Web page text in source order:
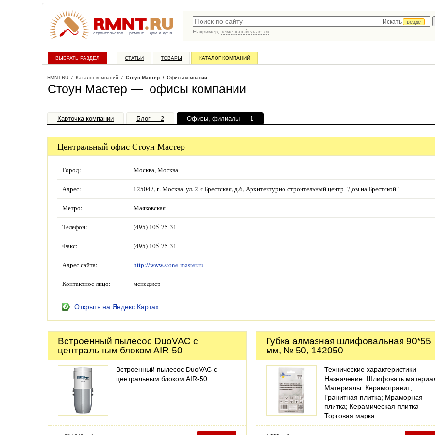
строительство ремонт дом и дача
Искать
везде
Например, земельный участок
ВЫБРАТЬ РАЗДЕЛ СТАТЬИ ТОВАРЫ КАТАЛОГ КОМПАНИЙ
RMNT.RU / Каталог компаний / Стоун Мастер / Офисы компании
Стоун Мастер — офисы компании
Карточка компании Блог — 2 Офисы, филиалы — 1
Центральный офис Стоун Мастер
Город: Москва, Москва
Адрес: 125047, г. Москва, ул. 2-я Брестская, д.6, Архитектурно-строительный центр "Дом на Брестской"
Метро: Маяковская
Телефон: (495) 105-75-31
Факс: (495) 105-75-31
Адрес сайта: http://www.stone-master.ru
Контактное лицо: менеджер
Открыть на Яндекс.Картах
Встроенный пылесос DuoVAC с
центральным блоком AIR-50
Встроенный пылесос DuoVAC с
центральным блоком AIR-50.
Губка алмазная шлифовальная 90*55
мм, № 50, 142050
Технические характеристики
Назначение: Шлифовать
Материалы: Керамогранит;
Гранитная плитка; Мраморная
плитка; Керамическая плитка
Торговая марка:…